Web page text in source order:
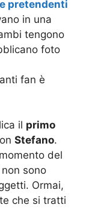
pretendenti
in una
tengono
foto
fan è
il primo
Stefano.
del
sono
Ormai,
che si tratti